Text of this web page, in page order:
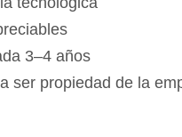
3–4 años
ser propiedad de la